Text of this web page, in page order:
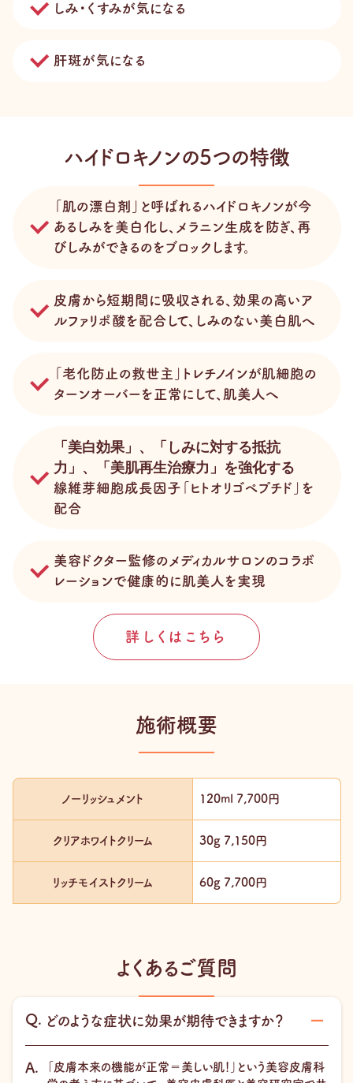
しみ・くすみが気になる
肝斑が気になる
ハイドロキノンの5つの特徴
「肌の漂白剤」と呼ばれるハイドロキノンが今
あるしみを美白化し、メラニン生成を防ぎ、再
びしみができるのをブロックします。
皮膚から短期間に吸収される、効果の高いア
ルファリポ酸を配合して、しみのない美白肌へ
「老化防止の救世主」トレチノインが肌細胞の
ターンオーバーを正常にして、肌美人へ
「美白効果」、「しみに対する抵抗
力」、「美肌再生治療力」を強化する
線維芽細胞成長因子「ヒトオリゴペプチド」を
配合
美容ドクター監修のメディカルサロンのコラボ
レーションで健康的に肌美人を実現
詳しくはこちら
施術概要
ノーリッシュメント 120ml 7,700円
クリアホワイトクリーム 30g 7,150円
リッチモイストクリーム 60g 7,700円
よくあるご質問
どのような症状に効果が期待できますか？
「皮膚本来の機能が正常＝美しい肌！」という美容皮膚科